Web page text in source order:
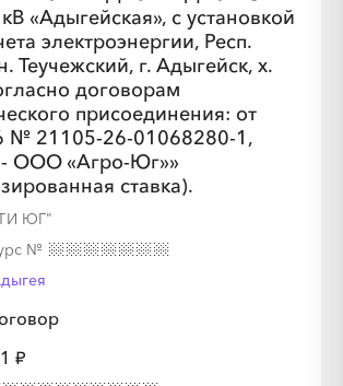
«Адыгейская», с установкой
электроэнергии, Респ.
Теучежский, г. Адыгейск, х.
договорам
присоединения: от
№ 21105-26-01068280-1,
- ООО «Агро-Юг»»
ставка).
ЮГ"
№
₽
░